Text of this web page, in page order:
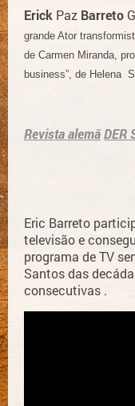
Erick Paz Barreto
grande Ator
de Carmen Miranda,
business”, de Helena
Revista alemãDER
Eric Barreto
televisão e
programa de TV
Santos das
consecutivas .